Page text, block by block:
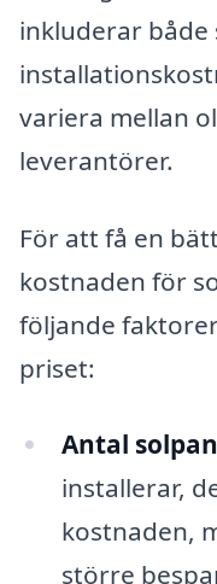
inkluderar både
variera mellan
leverantörer.
För att få en
kostnaden för
följande
priset:
Antal
installerar,
kostnaden,
större